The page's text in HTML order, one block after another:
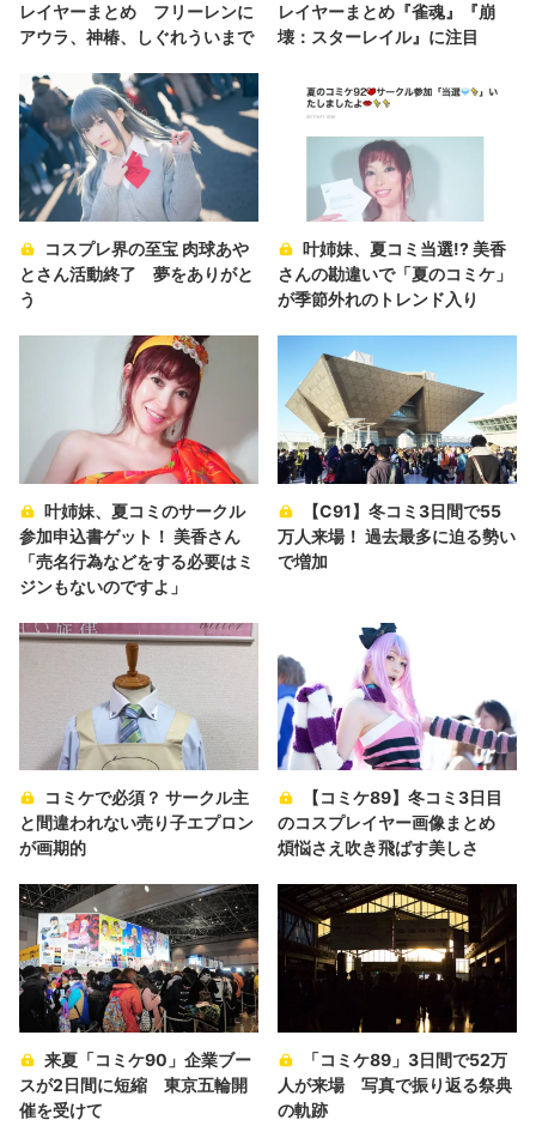
レイヤーまとめ フリーレンに
アウラ、神椿、しぐれういまで
レイヤーまとめ『雀魂』『崩
壊：スターレイル』に注目
コスプレ界の至宝 肉球あや
とさん活動終了 夢をありがと
う
叶姉妹、夏コミ当選!? 美香
さんの勘違いで「夏のコミケ」
が季節外れのトレンド入り
叶姉妹、夏コミのサークル
参加申込書ゲット！ 美香さん
「売名行為などをする必要はミ
ジンもないのですよ」
【C91】冬コミ3日間で55
万人来場！ 過去最多に迫る勢い
で増加
コミケで必須？ サークル主
と間違われない売り子エプロン
が画期的
【コミケ89】冬コミ3日目
のコスプレイヤー画像まとめ
煩悩さえ吹き飛ばす美しさ
来夏「コミケ90」企業ブー
スが2日間に短縮 東京五輪開
催を受けて
「コミケ89」3日間で52万
人が来場 写真で振り返る祭典
の軌跡